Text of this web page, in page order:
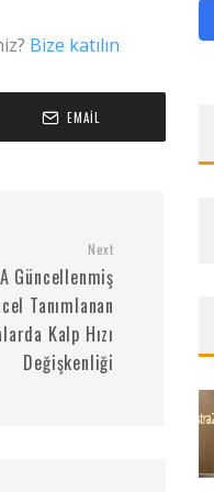
Bize katılın
EMAIL
Next
Güncellenmiş
Tanımlanan
Kalp Hızı
Değişkenliği